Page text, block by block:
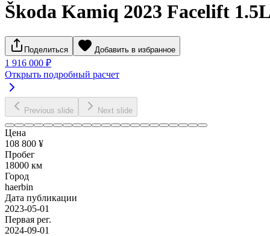
Škoda Kamiq 2023 Facelift
Поделиться Добавить в избранное
1 916 000 ₽
Открыть подробный расчет
Previous slide Next slide
Цена
108 800 ¥
Пробег
18000 км
Город
haerbin
Дата публикации
2023-05-01
Первая рег.
2024-09-01